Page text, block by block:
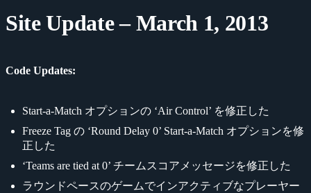
Site Update – March 1, 2013
Code Updates:
Start-a-Match オプションの ‘Air Control’ を修正した
Freeze Tag の ‘Round Delay 0’ Start-a-Match オプションを修
正した
‘Teams are tied at 0’ チームスコアメッセージを修正した
ラウンドペースのゲームでインアクティブなプレーヤー